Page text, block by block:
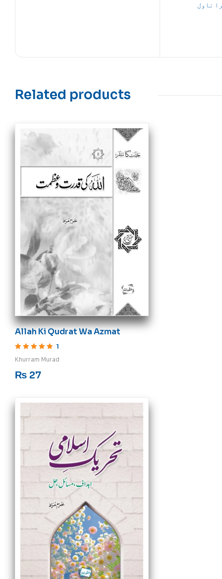
ناول
Related products
Allah Ki Qudrat Wa Azmat
1
Khurram Murad
₨ 27